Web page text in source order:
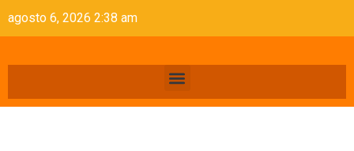
agosto 6, 2026 2:38 am